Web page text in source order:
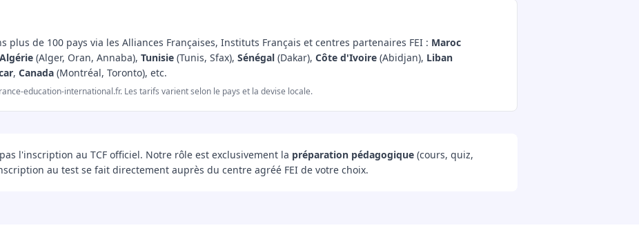
plus de 100 pays via les Alliances Françaises, Instituts Français et centres partenaires FEI : Maroc
Algérie (Alger, Oran, Annaba), Tunisie (Tunis, Sfax), Sénégal (Dakar), Côte d'Ivoire (Abidjan), Liban
, Canada (Montréal, Toronto), etc.
education-international.fr. Les tarifs varient selon le pays et la devise locale.
l'inscription au TCF officiel. Notre rôle est exclusivement la préparation pédagogique (cours, quiz,
au test se fait directement auprès du centre agréé FEI de votre choix.